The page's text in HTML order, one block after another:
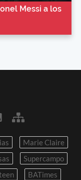
Messi a los
Marie Claire
Supercampo
BATimes